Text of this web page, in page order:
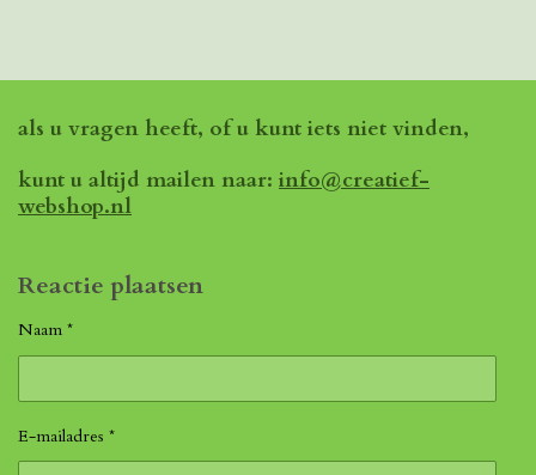
als u vragen heeft, of u kunt iets niet vinden,
kunt u altijd mailen naar: info@creatief-
webshop.nl
Reactie plaatsen
Naam *
E-mailadres *